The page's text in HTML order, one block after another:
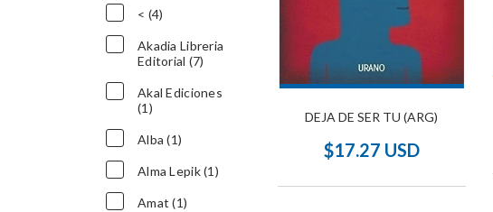
< (4)
Akadia Libreria
Editorial (7)
Akal Ediciones
(1)
Alba (1)
Alma Lepik (1)
Amat (1)
DEJA DE SER TU (ARG)
$17.27 USD